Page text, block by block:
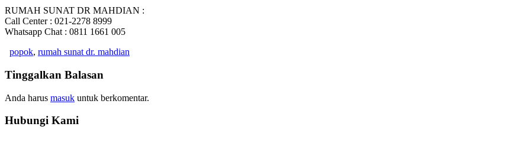
RUMAH SUNAT DR MAHDIAN :
Call Center : 021-2278 8999
Whatsapp Chat : 0811 1661 005
popok, rumah sunat dr. mahdian
Tinggalkan Balasan
Anda harus masuk untuk berkomentar.
Hubungi Kami